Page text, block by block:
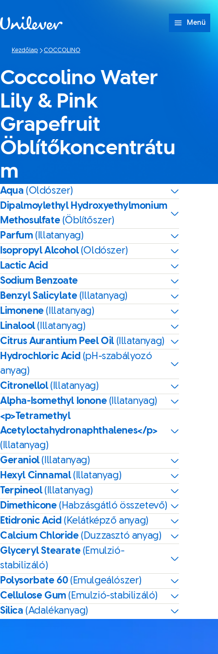
Menü
Kezdőlap COCCOLINO
Coccolino Water
Lily & Pink
Grapefruit
Öblítőkoncentrátu
m
Aqua (Oldószer)
Dipalmoylethyl Hydroxyethylmonium
Methosulfate (Öblítőszer)
Parfum (Illatanyag)
Isopropyl Alcohol(Oldószer)
Lactic Acid
Sodium Benzoate
Benzyl Salicylate (Illatanyag)
Limonene (Illatanyag)
Linalool(Illatanyag)
Citrus Aurantium Peel Oil (Illatanyag)
Hydrochloric Acid (pH-szabályozó
anyag)
Citronellol(Illatanyag)
Alpha-Isomethyl Ionone (Illatanyag)
<p>Tetramethyl
Acetyloctahydronaphthalenes</p>
(Illatanyag)
Geraniol(Illatanyag)
Hexyl Cinnamal(Illatanyag)
Terpineol(Illatanyag)
Dimethicone (Habzásgátló összetevő)
Etidronic Acid (Kelátképző anyag)
Calcium Chloride (Duzzasztó anyag)
Glyceryl Stearate (Emulzió-
stabilizáló)
Polysorbate 60 (Emulgeálószer)
Cellulose Gum (Emulzió-stabilizáló)
Silica (Adalékanyag)